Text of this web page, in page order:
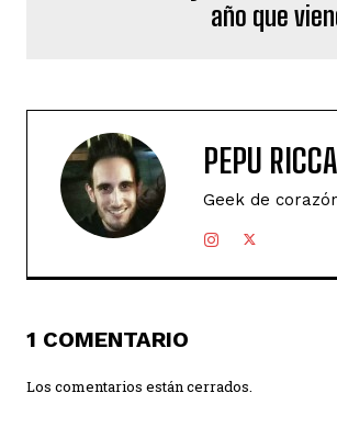
año que
PEPU RICCA
Geek de
1 COMENTARIO
Los comentarios están cerrados.